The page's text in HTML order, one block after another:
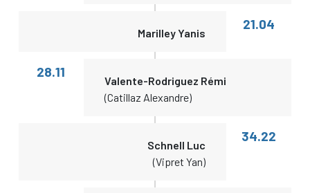
Marilley Yanis
21.04
28.11
Valente-Rodriguez Rémi
(Catillaz Alexandre)
Schnell Luc
(Vipret Yan)
34.22